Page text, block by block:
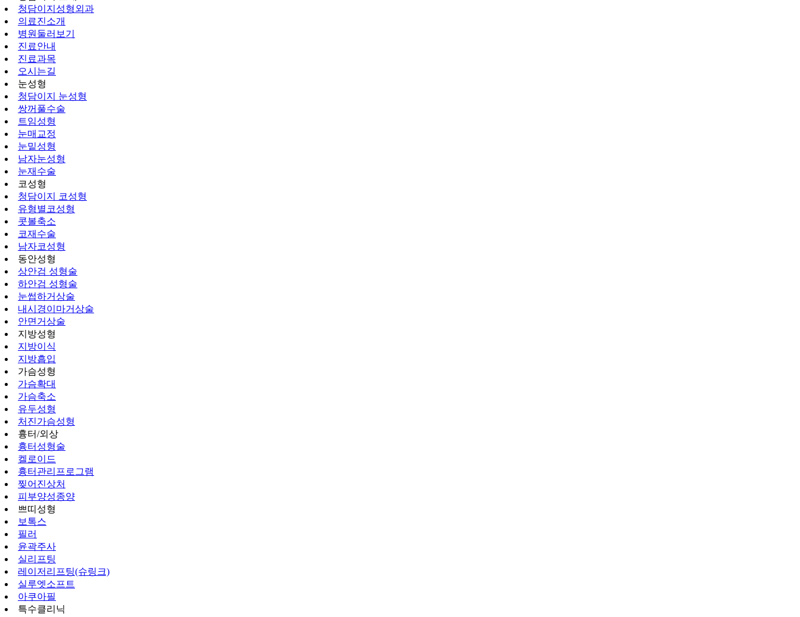
청담이지성형외과
의료진소개
병원둘러보기
진료안내
진료과목
오시는길
눈성형
청담이지 눈성형
쌍꺼풀수술
트임성형
눈매교정
눈밑성형
남자눈성형
눈재수술
코성형
청담이지 코성형
유형별코성형
콧볼축소
코재수술
남자코성형
동안성형
상안검 성형술
하안검 성형술
눈썹하거상술
내시경이마거상술
안면거상술
지방성형
지방이식
지방흡입
가슴성형
가슴확대
가슴축소
유두성형
처진가슴성형
흉터/외상
흉터성형술
켈로이드
흉터관리프로그램
찢어진상처
피부양성종양
쁘띠성형
보톡스
필러
윤곽주사
실리프팅
레이저리프팅(슈링크)
실루엣소프트
아쿠아필
특수클리닉